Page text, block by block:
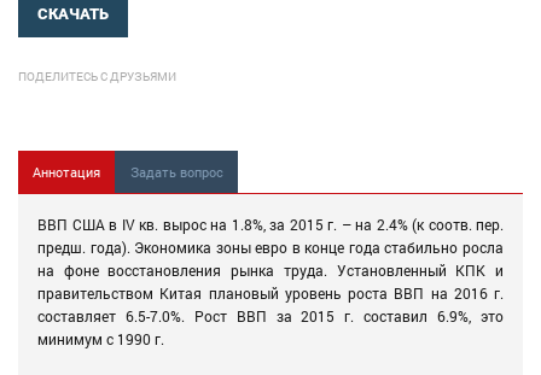
СКАЧАТЬ
ПОДЕЛИТЕСЬ С ДРУЗЬЯМИ
Аннотация Задать вопрос
ВВП США в IV кв. вырос на 1.8%, за 2015 г. – на 2.4% (к соотв. пер.
предш. года). Экономика зоны евро в конце года стабильно росла
на фоне восстановления рынка труда. Установленный КПК и
правительством Китая плановый уровень роста ВВП на 2016 г.
составляет 6.5-7.0%. Рост ВВП за 2015 г. составил 6.9%, это
минимум с 1990 г.